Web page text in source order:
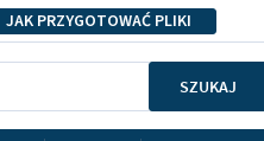
JAK PRZYGOTOWAĆ PLIKI
SZUKAJ